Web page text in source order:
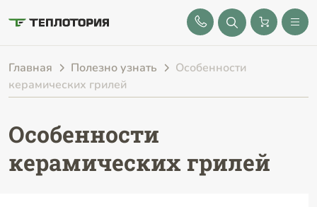
8 (843) 212-25-32
Главная Полезно узнать
Особенности
керамических грилей
Особенности
керамических грилей